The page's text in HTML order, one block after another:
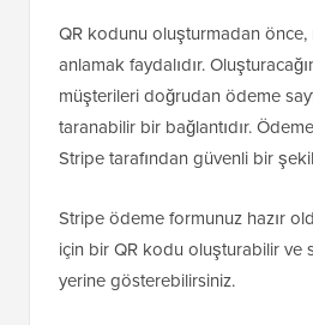
QR kodunu oluşturmadan önce,
anlamak faydalıdır.
müşterileri doğrudan ödeme
taranabilir bir bağlantıdır.
Stripe tarafından güvenli bir
Stripe ödeme formunuz hazır
için bir QR kodu oluşturabilir ve
yerine gösterebilirsiniz.